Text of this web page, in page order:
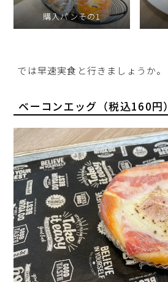
購入パンその1
では早速実食と行きましょうか。
ベーコンエッグ（税込160円）